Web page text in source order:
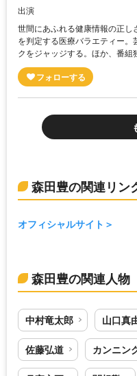
出演
世間にあふれる健康情報の正し
を判定する医療バラエティー
クをジャッジする。ほか、番
森田豊の関連リン
オフィシャルサイト
森田豊の関連人物
中村竜太郎 山口真
佐藤弘道 カンニン